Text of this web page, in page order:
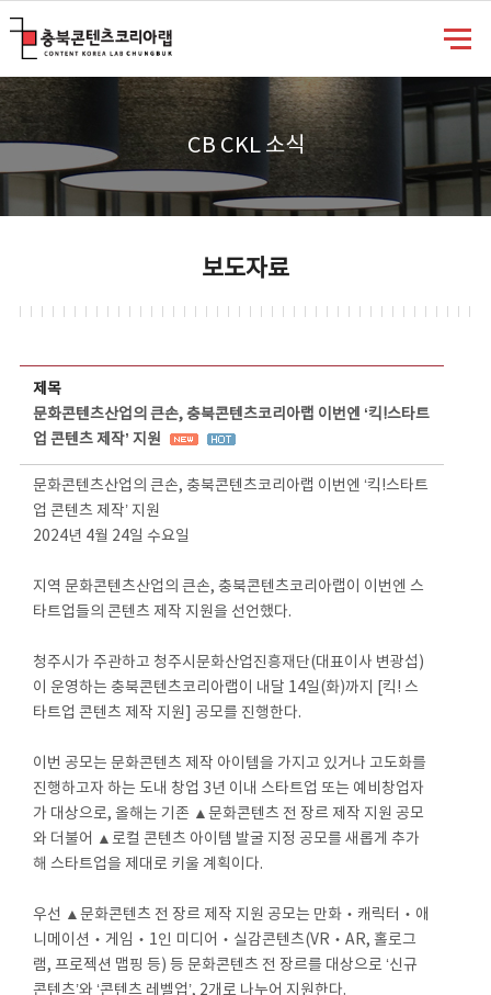
CB CKL 소식
보도자료
제목
문화콘텐츠산업의 큰손, 충북콘텐츠코리아랩 이번엔 ‘킥!스타트
업 콘텐츠 제작’ 지원
문화콘텐츠산업의 큰손, 충북콘텐츠코리아랩 이번엔 ‘킥!스타트
업 콘텐츠 제작’ 지원
2024년 4월 24일 수요일
지역 문화콘텐츠산업의 큰손, 충북콘텐츠코리아랩이 이번엔 스
타트업들의 콘텐츠 제작 지원을 선언했다.
청주시가 주관하고 청주시문화산업진흥재단(대표이사 변광섭)
이 운영하는 충북콘텐츠코리아랩이 내달 14일(화)까지 [킥! 스
타트업 콘텐츠 제작 지원] 공모를 진행한다.
이번 공모는 문화콘텐츠 제작 아이템을 가지고 있거나 고도화를
진행하고자 하는 도내 창업 3년 이내 스타트업 또는 예비창업자
가 대상으로, 올해는 기존 ▲문화콘텐츠 전 장르 제작 지원 공모
와 더불어 ▲로컬 콘텐츠 아이템 발굴 지정 공모를 새롭게 추가
해 스타트업을 제대로 키울 계획이다.
우선 ▲문화콘텐츠 전 장르 제작 지원 공모는 만화‧캐릭터‧애
니메이션‧게임‧1인 미디어‧실감콘텐츠(VR‧AR, 홀로그
램, 프로젝션 맵핑 등) 등 문화콘텐츠 전 장르를 대상으로 ‘신규
콘텐츠’와 ‘콘텐츠 레벨업’, 2개로 나누어 지원한다.